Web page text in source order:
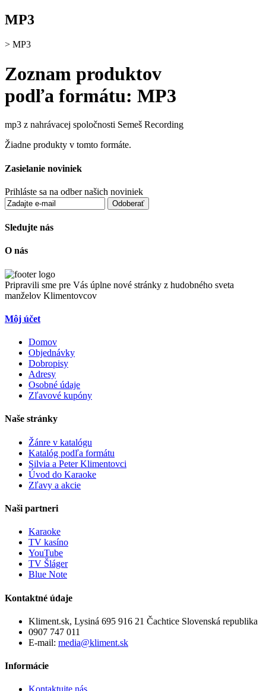
MP3
> MP3
Zoznam produktov
podľa formátu: MP3
mp3 z nahrávacej spoločnosti Semeš Recording
Žiadne produkty v tomto formáte.
Zasielanie noviniek
Prihláste sa na odber našich noviniek
Odoberať
Sledujte nás
O nás
Pripravili sme pre Vás úplne nové stránky z hudobného sveta
manželov Klimentovcov
Môj účet
Domov
Objednávky
Dobropisy
Adresy
Osobné údaje
Zľavové kupóny
Naše stránky
Žánre v katalógu
Katalóg podľa formátu
Silvia a Peter Klimentovci
Úvod do Karaoke
Zľavy a akcie
Naši partneri
Karaoke
TV kasíno
YouTube
TV Šláger
Blue Note
Kontaktné údaje
Kliment.sk, Lysiná 695 916 21 Čachtice Slovenská republika
0907 747 011
E-mail: media@kliment.sk
Informácie